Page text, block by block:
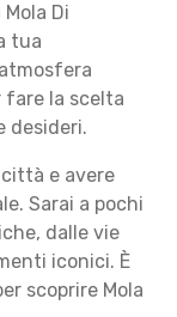
Di
tua
fare la scelta
desideri.
e avere
Sarai a pochi
dalle vie
iconici. È
scoprire Mola